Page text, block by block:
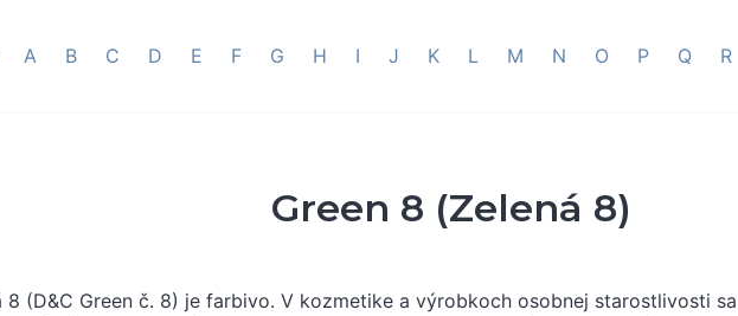
A B C D E F G H I J K L M N O P Q R
Green 8 (Zelená 8)
8 (D&C Green č. 8) je farbivo. V kozmetike a výrobkoch osobnej starostlivosti